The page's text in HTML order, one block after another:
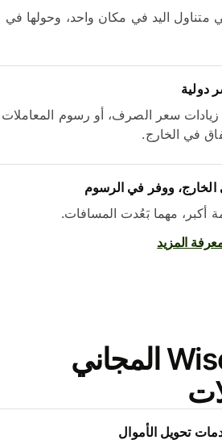
اليد في مكان واحد، وحولها في
سعر الصرف، أو رسوم المعاملات
في الخارج.
ووفر في الرسوم
مهما بَعُدت المسافات.
المزيد
نزّل تطبيق Wise المجاني
تحويل الأموال